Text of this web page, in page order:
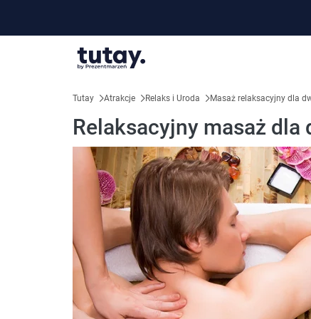
Tutay Atrakcje Relaks i Uroda Masaż relaksacyjny dla
Relaksacyjny masaż dla